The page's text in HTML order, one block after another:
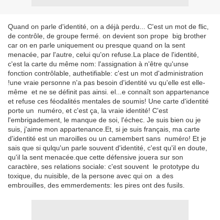
Quand on parle d'identité, on a déjà perdu... C'est un mot de flic,
de contrôle, de groupe fermé. on devient son prope big brother
car on en parle uniquement ou presque quand on la sent
menacée, par l'autre, celui qu'on refuse.La place de l'identité,
c'est la carte du même nom: l'assignation à n'être qu'unse
fonction contrôlable, authetifiable: c'est un mot d'administration
!une vraie personne n'a pas besoin d'identité vu qu'elle est elle-
même et ne se définit pas ainsi. el
e connaît son appartenance
et refuse ces féodalités mentales de soumis! Une carte d'identité
porte un numéro, et c'est ça, la vraie identité! C'est
l'embrigadement, le manque de soi, l'échec. Je suis bien ou je
suis, j'aime mon appartenance.Et, si je suis français, ma carte
d'identité est un maroilles ou un camembert sans numéro! Et je
sais que si qulqu'un parle souvent d'identité, c'est qu'il en doute,
qu'il la sent menacée.que cette défensive jouera sur son
caractère, ses relations sociale: c'est souvent le prototype du
toxique, du nuisible, de la persone avec qui on a des
embrouilles, des emmerdements: les pires ont des fusils.